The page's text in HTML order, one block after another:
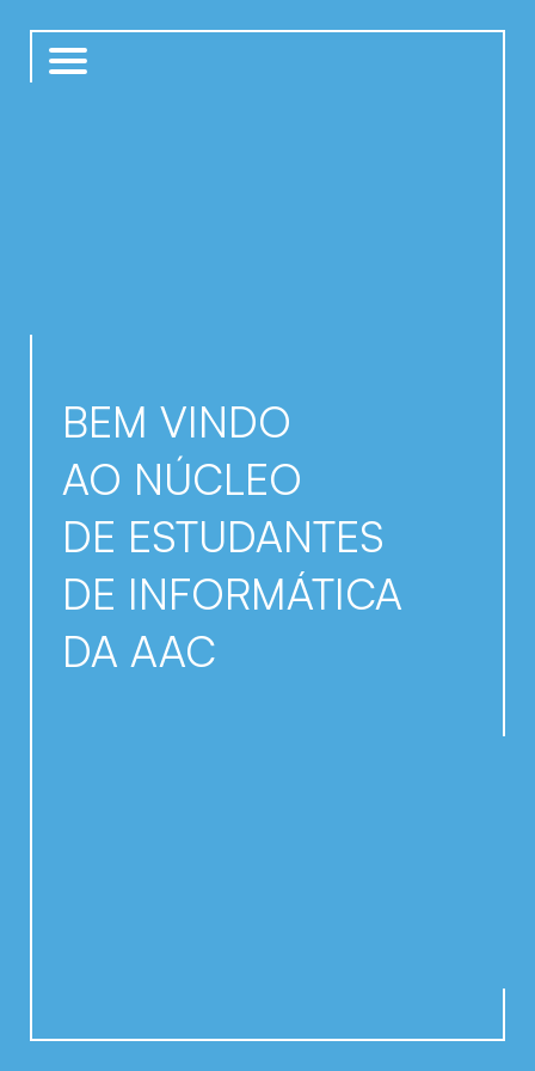
BEM VINDO
AO NÚCLEO
DE ESTUDANTES
DE INFORMÁTICA
DA AAC